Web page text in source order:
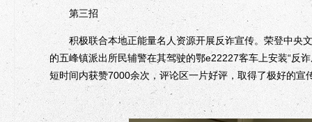
第三招
积极联合本地正能量名人资源开展反诈宣传。荣登中央文
的五峰镇派出所民辅警在其驾驶的鄂e22227客车上安装“反
短时间内获赞7000余次，评论区一片好评，取得了极好的宣